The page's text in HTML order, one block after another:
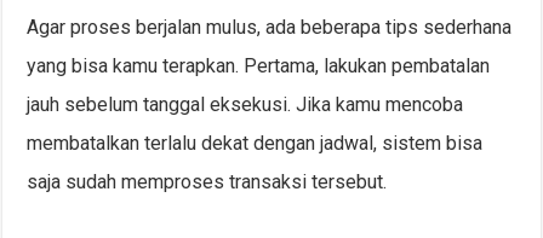
Agar proses berjalan mulus, ada beberapa tips sederhana
yang bisa kamu terapkan. Pertama, lakukan pembatalan
jauh sebelum tanggal eksekusi. Jika kamu mencoba
membatalkan terlalu dekat dengan jadwal, sistem bisa
saja sudah memproses transaksi tersebut.